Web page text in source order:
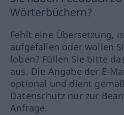
Wörterbüchern?
Fehlt eine Übersetzung,
aufgefallen oder wollen
loben? Füllen Sie bitte
aus. Die Angabe der E-
optional und dient
Datenschutz nur zur
Anfrage.